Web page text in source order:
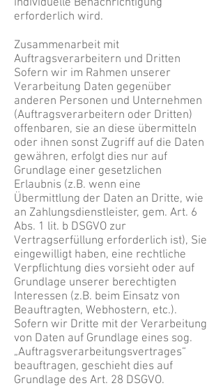
individuelle Benachrichtigung
erforderlich wird.
Zusammenarbeit mit
Auftragsverarbeitern und Dritten
Sofern wir im Rahmen unserer
Verarbeitung Daten gegenüber
anderen Personen und Unternehmen
(Auftragsverarbeitern oder Dritten)
offenbaren, sie an diese übermitteln
oder ihnen sonst Zugriff auf die Daten
gewähren, erfolgt dies nur auf
Grundlage einer gesetzlichen
Erlaubnis (z.B. wenn eine
Übermittlung der Daten an Dritte, wie
an Zahlungsdienstleister, gem. Art. 6
Abs. 1 lit. b DSGVO zur
Vertragserfüllung erforderlich ist), Sie
eingewilligt haben, eine rechtliche
Verpflichtung dies vorsieht oder auf
Grundlage unserer berechtigten
Interessen (z.B. beim Einsatz von
Beauftragten, Webhostern, etc.).
Sofern wir Dritte mit der Verarbeitung
von Daten auf Grundlage eines sog.
„Auftragsverarbeitungsvertrages“
beauftragen, geschieht dies auf
Grundlage des Art. 28 DSGVO.